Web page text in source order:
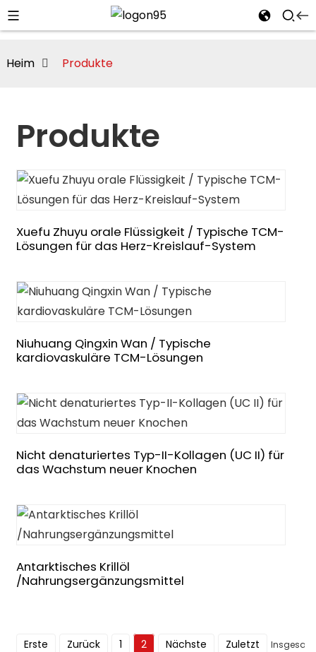
Heim Produkte
Produkte
Xuefu Zhuyu orale Flüssigkeit / Typische TCM-
Lösungen für das Herz-Kreislauf-System
Niuhuang Qingxin Wan / Typische
kardiovaskuläre TCM-Lösungen
Nicht denaturiertes Typ-II-Kollagen (UC II) für
das Wachstum neuer Knochen
Antarktisches Krillöl
/Nahrungsergänzungsmittel
Erste Zurück 1 2 Nächste Zuletzt